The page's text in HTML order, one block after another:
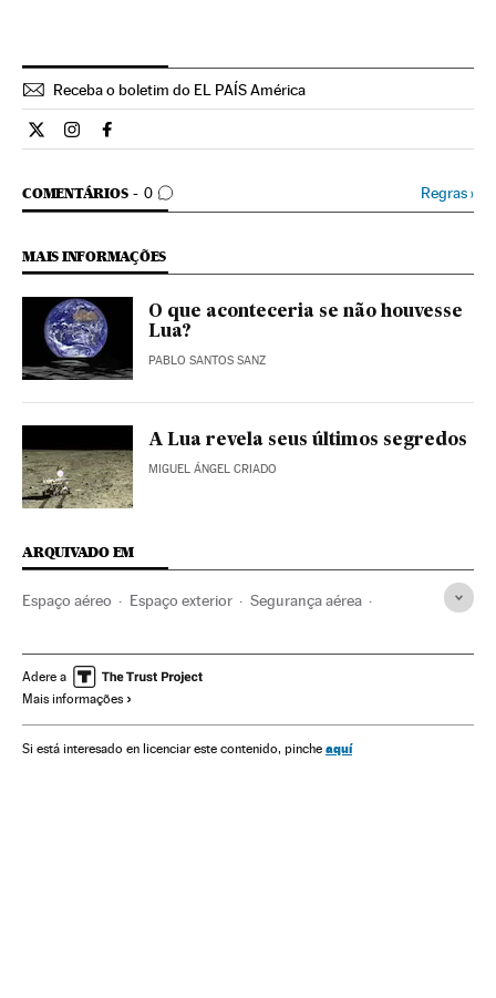
Receba o boletim do EL PAÍS América
Ciencia El País Brasil en Twitter
Ciencia El País Brasil en Instagram
Ciencia El País Brasil en Facebook
COMENTÁRIOS 0
COMENTÁRIOS Regras›
MAIS INFORMAÇÕES
O que aconteceria se não houvesse
Lua?
PABLO SANTOS SANZ
A Lua revela seus últimos segredos
MIGUEL ÁNGEL CRIADO
ARQUIVADO EM
Espaço aéreo Espaço exterior Segurança aérea
Transporte Ciência
Adere a
Mais informações
Si está interesado en licenciar este contenido, pinche aquí